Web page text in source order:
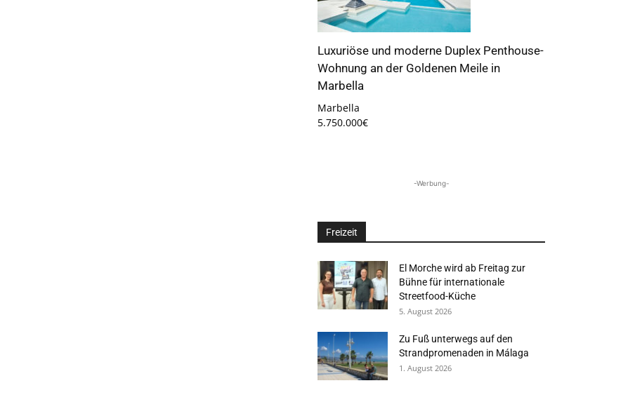
Luxuriöse und moderne Duplex Penthouse-
Wohnung an der Goldenen Meile in
Marbella
Marbella
5.750.000€
-Werbung-
Freizeit
El Morche wird ab Freitag zur
Bühne für internationale
Streetfood-Küche
5. August 2026
Zu Fuß unterwegs auf den
Strandpromenaden in Málaga
1. August 2026